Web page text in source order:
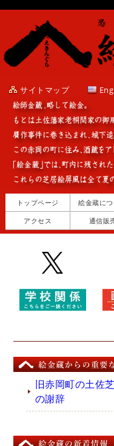
サイトマップ
トップページ 絵金蔵に
アクセス
通信販
旧赤岡町の土佐
の謝辞